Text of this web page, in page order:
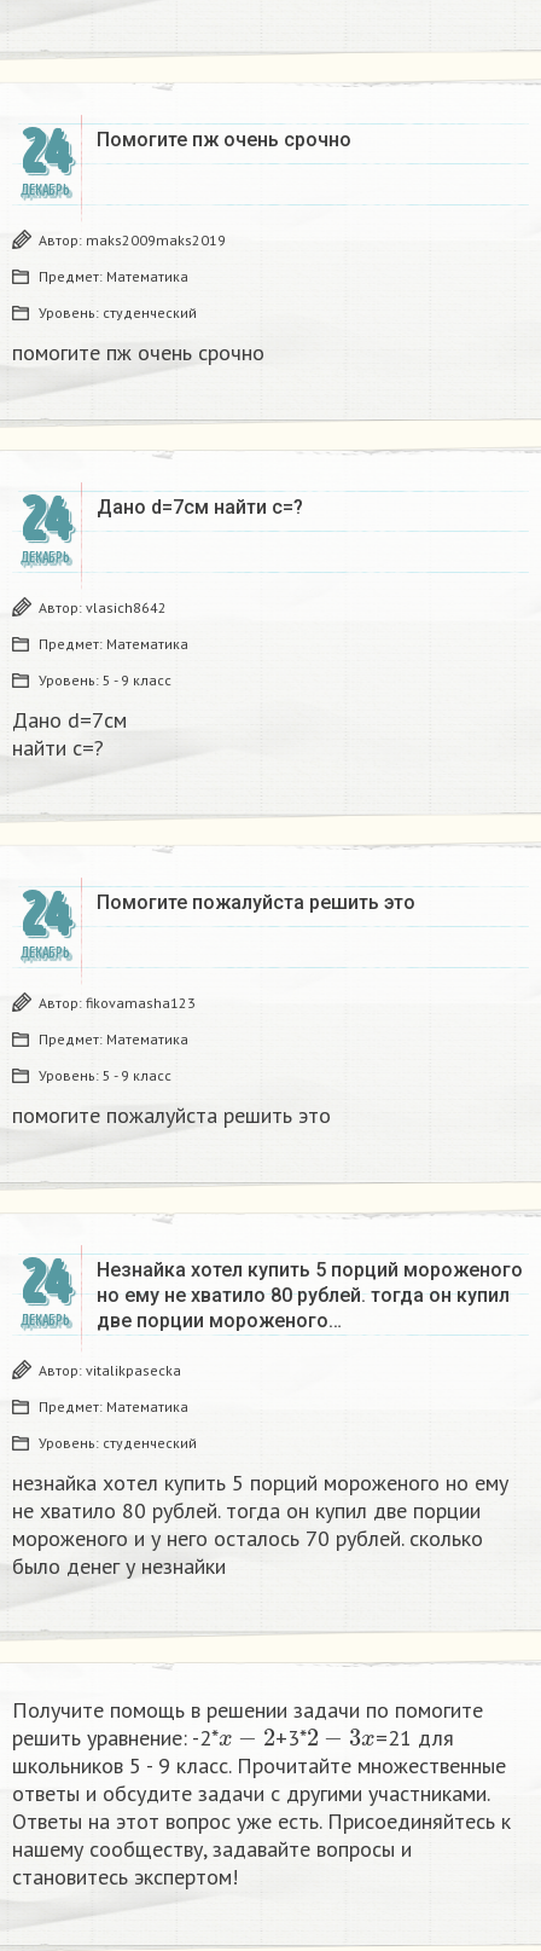
24
ДЕКАБРЬ
Помогите пж очень срочно​
Автор: maks2009maks2019
Предмет: Математика
Уровень: студенческий
помогите пж очень срочно​
24
ДЕКАБРЬ
Дано d=7см найти с=?​
Автор: vlasich8642
Предмет: Математика
Уровень: 5 - 9 класс
Дано d=7см
найти с=?​
24
ДЕКАБРЬ
Помогите пожалуйста решить это
Автор: fikovamasha123
Предмет: Математика
Уровень: 5 - 9 класс
помогите пожалуйста решить это
24
ДЕКАБРЬ
Незнайка хотел купить 5 порций мороженого
но ему не хватило 80 рублей. тогда он купил
две порции мороженого…
Автор: vitalikpasecka
Предмет: Математика
Уровень: студенческий
незнайка хотел купить 5 порций мороженого но ему
не хватило 80 рублей. тогда он купил две порции
мороженого и у него осталось 70 рублей. сколько
было денег у незнайки
Получите помощь в решении задачи по помогите
решить уравнение: -2*
x−2
+3*
2−3x
=21 для
школьников 5 - 9 класс. Прочитайте множественные
ответы и обсудите задачи с другими участниками.
Ответы на этот вопрос уже есть. Присоединяйтесь к
нашему сообществу, задавайте вопросы и
становитесь экспертом!